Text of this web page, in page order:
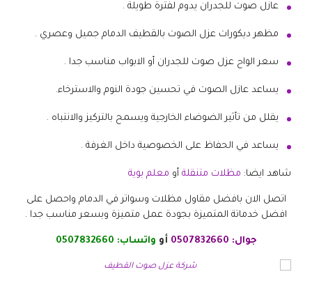
عازل صوت للجدران يدوم لفترة طويلة .
مظهر ديكورات عزل الصوت بالقطيف الدمام جميل وعصري .
سعر الواح عزل صوت للجدران أو الابواب مناسب جدا .
يساعد عازل الصوت في تحسين جودة النوم والاسترخاء.
يقلل من تأثير الضوضاء الخارجية ويسمح بالتركيز والانتباه .
يساعد في الحفاظ على الخصوصية داخل الغرفة .
شاهد ايضا: مظلات متنقلة أو معلم بوية
اتصل الان بافضل مقاول مظلات وسواتر في الدمام واحصل على
افضل خدماتة المتميزة بجودة عمل متميزة وبسعر مناسب جدا .
جوال: 0507832660 أو واتساب: 0507832660